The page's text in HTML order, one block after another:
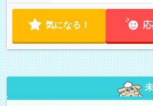
気になる！